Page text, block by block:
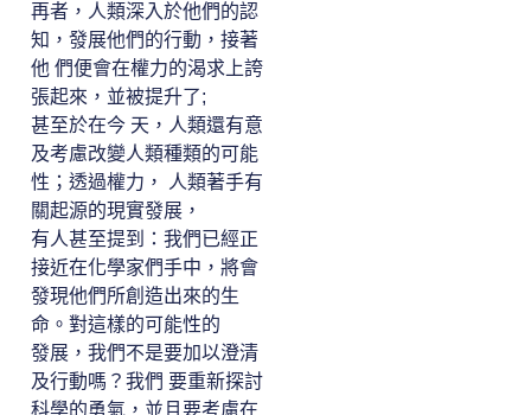
再者，人類深入於他們的認
知，發展他們的行動，接著
他 們便會在權力的渴求上誇
張起來，並被提升了;
甚至於在今 天，人類還有意
及考慮改變人類種類的可能
性；透過權力， 人類著手有
關起源的現實發展，
有人甚至提到：我們已經正
接近在化學家們手中，將會
發現他們所創造出來的生
命。對這樣的可能性的
發展，我們不是要加以澄清
及行動嗎？我們 要重新探討
科學的勇氣，並且要考慮在